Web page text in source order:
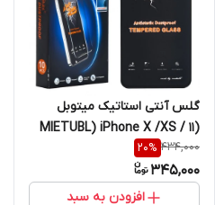
گلس آنتی استاتیک میتوبل
(MIETUBL) iPhone X /XS / 11
Pro
434,000
20%
345,000
افزودن به سبد